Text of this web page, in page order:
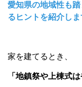
愛知県の地域性も
るヒントを紹介しま
家を建てるとき、
「地鎮祭や上棟式